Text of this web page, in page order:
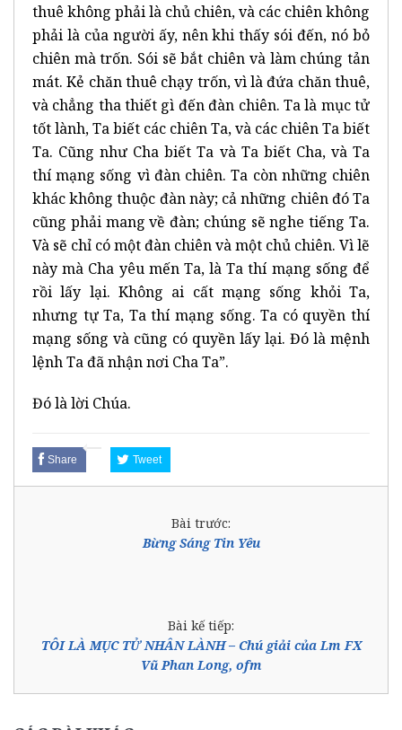
thuê không phải là chủ chiên, và các chiên không
phải là của người ấy, nên khi thấy sói đến, nó bỏ
chiên mà trốn. Sói sẽ bắt chiên và làm chúng tản
mát. Kẻ chăn thuê chạy trốn, vì là đứa chăn thuê,
và chẳng tha thiết gì đến đàn chiên. Ta là mục tử
tốt lành, Ta biết các chiên Ta, và các chiên Ta biết
Ta. Cũng như Cha biết Ta và Ta biết Cha, và Ta
thí mạng sống vì đàn chiên. Ta còn những chiên
khác không thuộc đàn này; cả những chiên đó Ta
cũng phải mang về đàn; chúng sẽ nghe tiếng Ta.
Và sẽ chỉ có một đàn chiên và một chủ chiên. Vì lẽ
này mà Cha yêu mến Ta, là Ta thí mạng sống để
rồi lấy lại. Không ai cất mạng sống khỏi Ta,
nhưng tự Ta, Ta thí mạng sống. Ta có quyền thí
mạng sống và cũng có quyền lấy lại. Đó là mệnh
lệnh Ta đã nhận nơi Cha Ta”.
Đó là lời Chúa.
Share Tweet
Bài trước:
Bừng Sáng Tin Yêu
Bài kế tiếp:
TÔI LÀ MỤC TỬ NHÂN LÀNH – Chú giải của Lm FX
Vũ Phan Long, ofm